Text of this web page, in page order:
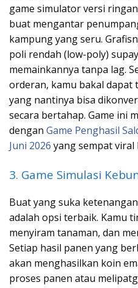
game simulator versi
buat mengantar
kampung yang seru.
poli rendah (low-poly)
memainkannya tanpa lag.
orderan, kamu bakal dapat
yang nantinya bisa
secara bertahap. Game ini
dengan Game Penghasil
Juni 2026 yang sempat
3. Game Simulasi
Buat yang suka
adalah opsi terbaik. Kamu
menyiram tanaman, dan
Setiap hasil panen yang
akan menghasilkan koin
proses panen atau